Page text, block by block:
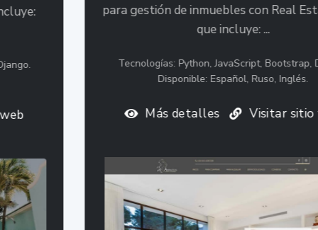
para gestión de inmuebles con Real Estate App,
Tecnologías: Python, JavaScript, Bootstrap, Django.
Disponible: Español, Ruso, Inglés.
Más detalles Visitar sitio web